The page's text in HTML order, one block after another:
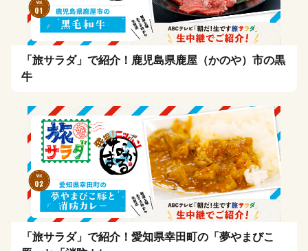
「旅サラダ」で紹介！鹿児島県鹿屋（かのや）市の黒
牛
「旅サラダ」で紹介！愛知県幸田町の「夢やまびこ